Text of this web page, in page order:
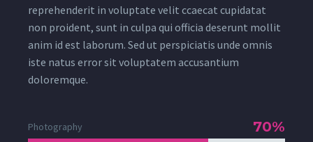
reprehenderit in voluptate velit ccaecat cupidatat
non proident, sunt in culpa qui officia deserunt mollit
anim id est laborum. Sed ut perspiciatis unde omnis
iste natus error sit voluptatem accusantium
doloremque.
Photography 70%